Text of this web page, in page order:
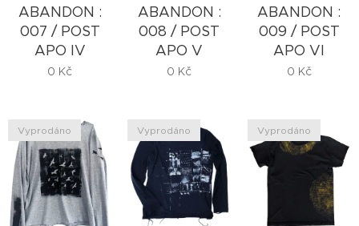
ABANDON :
007 / POST
APO IV
0 Kč
ABANDON :
008 / POST
APO V
0 Kč
ABANDON :
009 / POST
APO VI
0 Kč
Vyprodáno Vyprodáno Vyprodáno